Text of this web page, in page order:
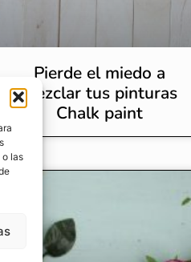
las
Pierde el miedo a
mezclar tus pinturas
Chalk paint